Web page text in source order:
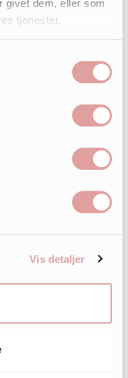
givet dem, eller som
tjenester.
Vis detaljer